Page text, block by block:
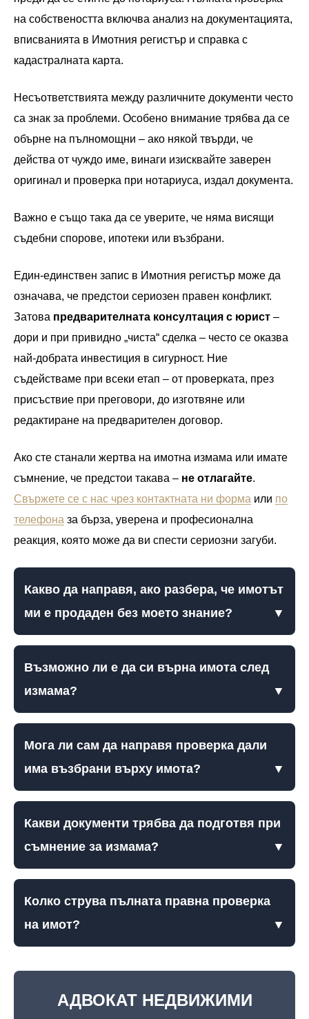
на собствеността включва анализ на документацията,
вписванията в Имотния регистър и справка с
кадастралната карта.
Несъответствията между различните документи често
са знак за проблеми. Особено внимание трябва да се
обърне на пълномощни – ако някой твърди, че
действа от чуждо име, винаги изисквайте заверен
оригинал и проверка при нотариуса, издал документа.
Важно е също така да се уверите, че няма висящи
съдебни спорове, ипотеки или възбрани.
Един-единствен запис в Имотния регистър може да
означава, че предстои сериозен правен конфликт.
Затова предварителната консултация с юрист –
дори и при привидно „чиста“ сделка – често се оказва
най-добрата инвестиция в сигурност. Ние
съдействаме при всеки етап – от проверката, през
присъствие при преговори, до изготвяне или
редактиране на предварителен договор.
Ако сте станали жертва на имотна измама или имате
съмнение, че предстои такава – не отлагайте.
Свържете се с нас чрез контактната ни форма или по
телефона за бърза, уверена и професионална
реакция, която може да ви спести сериозни загуби.
Какво да направя, ако разбера, че имотът
ми е продаден без моето знание?
▼
Възможно ли е да си върна имота след
измама?
▼
Мога ли сам да направя проверка дали
има възбрани върху имота?
▼
Какви документи трябва да подготвя при
съмнение за измама?
▼
Колко струва пълната правна проверка
на имот?
▼
АДВОКАТ НЕДВИЖИМИ